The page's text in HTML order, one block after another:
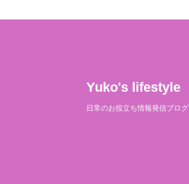
Yuko's lifestyle
日常のお役立ち情報発信ブログ